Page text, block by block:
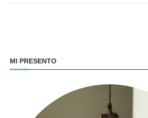
MI PRESENTO